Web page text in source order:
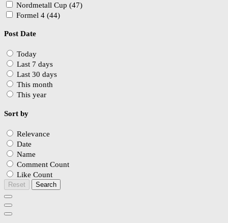
Nordmetall Cup (47)
Formel 4 (44)
Post Date
Today
Last 7 days
Last 30 days
This month
This year
Sort by
Relevance
Date
Name
Comment Count
Like Count
Reset Search